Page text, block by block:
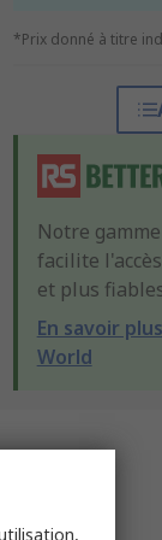
*Prix donné à titre
Notre
facilite
et plus
En savoir
World